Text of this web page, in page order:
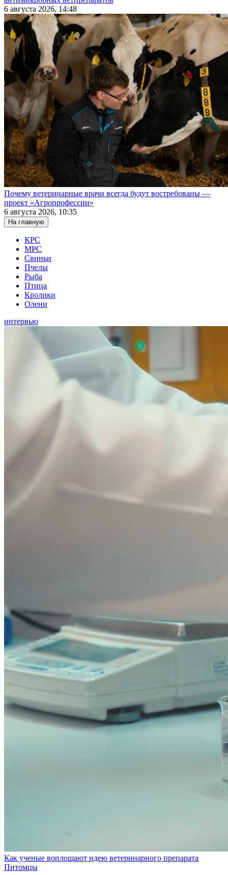
6 августа 2026, 14:48
Почему ветеринарные врачи всегда будут востребованы —
проект «Агропрофессии»
6 августа 2026, 10:35
На главную
КРС
МРС
Свиньи
Пчелы
Рыба
Птица
Кролики
Олени
интервью
Как ученые воплощают идею ветеринарного препарата
Питомцы